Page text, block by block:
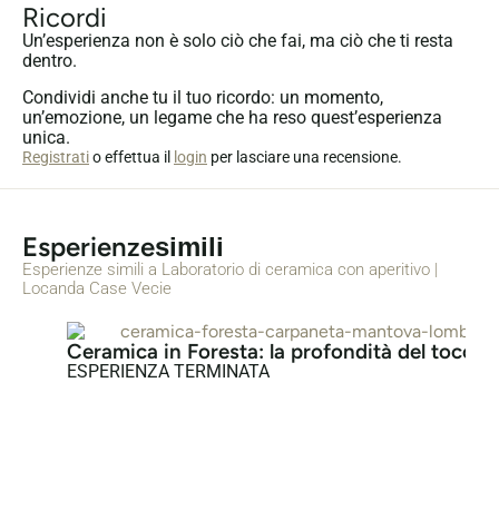
Ricordi
Un’esperienza non è solo ciò che fai, ma ciò che ti resta
dentro.
Condividi anche tu il tuo ricordo: un momento,
un’emozione, un legame che ha reso quest’esperienza
unica.
Registratio effettua il login per lasciare una recensione.
Esperienzesimili
Esperienze simili a Laboratorio di ceramica con aperitivo |
Locanda Case Vecie
Ceramica in Foresta: la profondità del tocco
ESPERIENZA TERMINATA